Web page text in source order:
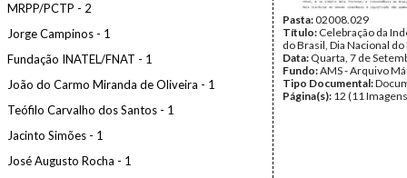
MRPP/PCTP - 2
Jorge Campinos - 1
Fundação INATEL/FNAT - 1
João do Carmo Miranda de Oliveira - 1
Teófilo Carvalho dos Santos - 1
Jacinto Simões - 1
José Augusto Rocha - 1
Pasta:02008.029
Título: Celebração da
do Brasil, Dia Nacional
Data: Quarta, 7 de
Fundo:AMS - Arquivo
Tipo Documental:
Página(s): 12 (11